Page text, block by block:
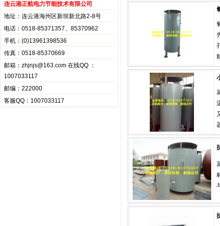
连云港正航电力节能技术有限公司
地址：连云港海州区新坝新北路2-8号
电话：0518-85371357、85370962
手机：(0)13961398536
传真：0518-85370669
邮箱：zhjnjs@163.com 在线QQ ：
1007033117
邮编：222000
客服QQ：1007033117